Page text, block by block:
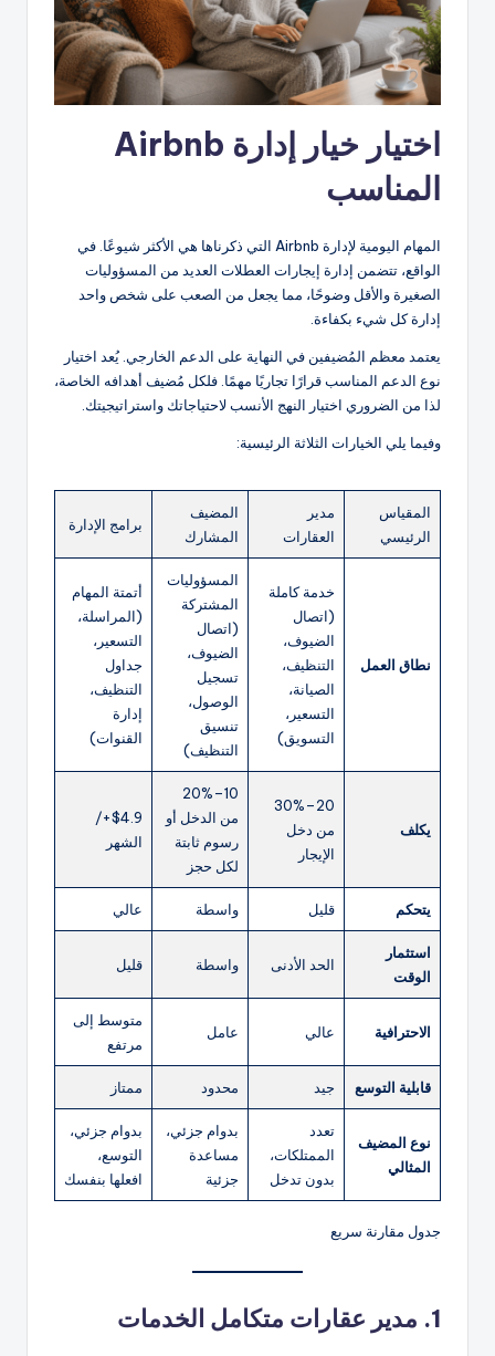
اختيار خيار إدارة Airbnb
المناسب
المهام اليومية لإدارة Airbnb التي ذكرناها هي الأكثر شيوعًا. في
الواقع، تتضمن إدارة إيجارات العطلات العديد من المسؤوليات
الصغيرة والأقل وضوحًا، مما يجعل من الصعب على شخص واحد
إدارة كل شيء بكفاءة.
يعتمد معظم المُضيفين في النهاية على الدعم الخارجي. يُعد اختيار
نوع الدعم المناسب قرارًا تجاريًا مهمًا. فلكل مُضيف أهدافه الخاصة،
لذا من الضروري اختيار النهج الأنسب لاحتياجاتك واستراتيجيتك.
وفيما يلي الخيارات الثلاثة الرئيسية:
المقياس
الرئيسي
مدير
العقارات
المضيف
المشارك
برامج الإدارة
نطاق العمل
خدمة كاملة
(اتصال
الضيوف،
التنظيف،
الصيانة،
التسعير،
التسويق)
المسؤوليات
المشتركة
(اتصال
الضيوف،
تسجيل
الوصول،
تنسيق
التنظيف)
أتمتة المهام
(المراسلة،
التسعير،
جداول
التنظيف،
إدارة
القنوات)
يكلف
20–30%
من دخل
الإيجار
10–20%
من الدخل أو
رسوم ثابتة
لكل حجز
$4.9+/
الشهر
يتحكم قليل واسطة عالي
استثمار
الوقت
الحد الأدنى واسطة قليل
الاحترافية عالي عامل
متوسط إلى
مرتفع
قابلية التوسع جيد محدود ممتاز
نوع المضيف
المثالي
تعدد
الممتلكات،
بدون تدخل
بدوام جزئي،
مساعدة
جزئية
بدوام جزئي،
التوسع،
افعلها بنفسك
جدول مقارنة سريع
1. مدير عقارات متكامل الخدمات